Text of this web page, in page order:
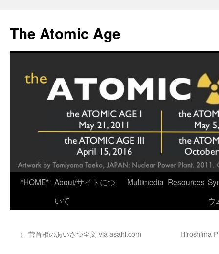
content
The Atomic Age
*HOME* About/サイトにつ
いて
Multimedia Resources
ウ
← 菅首相のあいさつ全文 via asahi.com Hiroshima